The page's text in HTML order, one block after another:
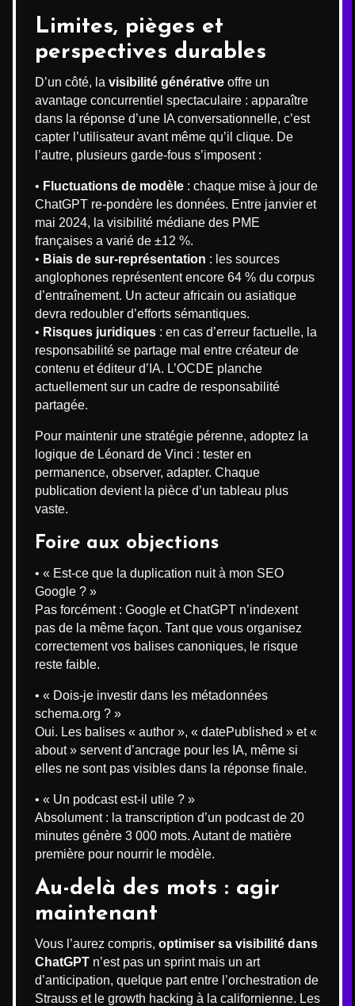
Limites, pièges et
perspectives durables
D’un côté, la visibilité générative offre un
avantage concurrentiel spectaculaire : apparaître
dans la réponse d’une IA conversationnelle, c’est
capter l’utilisateur avant même qu’il clique. De
l’autre, plusieurs garde-fous s’imposent :
• Fluctuations de modèle : chaque mise à jour de
ChatGPT re-pondère les données. Entre janvier et
mai 2024, la visibilité médiane des PME
françaises a varié de ±12 %.
• Biais de sur-représentation : les sources
anglophones représentent encore 64 % du corpus
d’entraînement. Un acteur africain ou asiatique
devra redoubler d’efforts sémantiques.
• Risques juridiques : en cas d’erreur factuelle, la
responsabilité se partage mal entre créateur de
contenu et éditeur d’IA. L’OCDE planche
actuellement sur un cadre de responsabilité
partagée.
Pour maintenir une stratégie pérenne, adoptez la
logique de Léonard de Vinci : tester en
permanence, observer, adapter. Chaque
publication devient la pièce d’un tableau plus
vaste.
Foire aux objections
• « Est-ce que la duplication nuit à mon SEO
Google ? »
Pas forcément : Google et ChatGPT n’indexent
pas de la même façon. Tant que vous organisez
correctement vos balises canoniques, le risque
reste faible.
• « Dois-je investir dans les métadonnées
schema.org ? »
Oui. Les balises « author », « datePublished » et «
about » servent d’ancrage pour les IA, même si
elles ne sont pas visibles dans la réponse finale.
• « Un podcast est-il utile ? »
Absolument : la transcription d’un podcast de 20
minutes génère 3 000 mots. Autant de matière
première pour nourrir le modèle.
Au-delà des mots : agir
maintenant
Vous l’aurez compris, optimiser sa visibilité dans
ChatGPT n’est pas un sprint mais un art
d’anticipation, quelque part entre l’orchestration de
Strauss et le growth hacking à la californienne. Les